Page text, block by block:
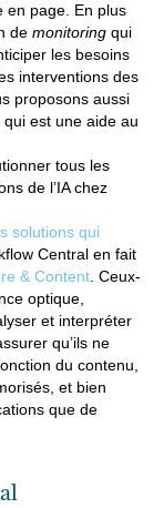
en page. En plus
de monitoring qui
les besoins
interventions des
proposons aussi
est une aide au
tous les
de l’IA chez
solutions qui
Central en fait
& Content . Ceux-
optique,
et interpréter
qu’ils ne
du contenu,
et bien
que de